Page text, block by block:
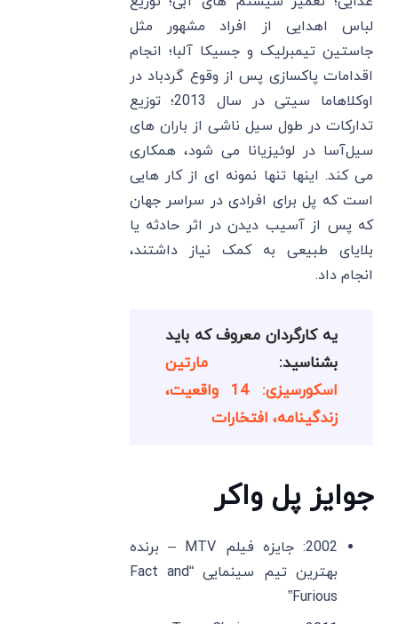
لباس اهدایی از افراد مشهور مثل
جاستین تیمبرلیک و جسیکا آلبا؛ انجام
اقدامات پاکسازی پس از وقوع گردباد در
اوکلاهاما سیتی در سال 2013؛ توزیع
تدارکات در طول سیل ناشی از باران ‌های
سیل‌آسا در لوئیزیانا می ‌شود، همکاری
می ‌کند. اینها تنها نمونه ‌‌ای از کار هایی
است که پل برای افرادی در سراسر جهان
که پس از آسیب دیدن در اثر حادثه یا
بلایای طبیعی به کمک نیاز داشتند،
انجام داد.
یه کارگردان معروف که باید
بشناسید:مارتین
اسکورسیزی: 14 واقعیت،
زندگینامه، افتخارات
جوایز پل واکر
2002: جایزه فیلم MTV – برنده
بهترین تیم سینمایی “Fact and
Furious”